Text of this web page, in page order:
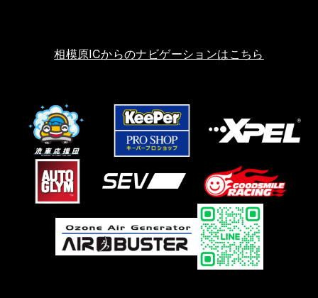
相模原ICからのナビゲーションはこちら